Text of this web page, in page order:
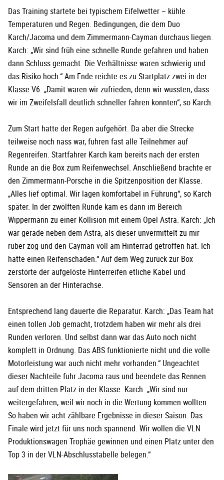
Das Training startete bei typischem Eifelwetter – kühle
Temperaturen und Regen. Bedingungen, die dem Duo
Karch/Jacoma und dem Zimmermann-Cayman durchaus liegen.
Karch: „Wir sind früh eine schnelle Runde gefahren und haben
dann Schluss gemacht. Die Verhältnisse waren schwierig und
das Risiko hoch.“ Am Ende reichte es zu Startplatz zwei in der
Klasse V6. „Damit waren wir zufrieden, denn wir wussten, dass
wir im Zweifelsfall deutlich schneller fahren konnten“, so Karch.
Zum Start hatte der Regen aufgehört. Da aber die Strecke
teilweise noch nass war, fuhren fast alle Teilnehmer auf
Regenreifen. Startfahrer Karch kam bereits nach der ersten
Runde an die Box zum Reifenwechsel. Anschließend brachte er
den Zimmermann-Porsche in die Spitzenposition der Klasse.
„Alles lief optimal. Wir lagen komfortabel in Führung“, so Karch
später. In der zwölften Runde kam es dann im Bereich
Wippermann zu einer Kollision mit einem Opel Astra. Karch: „Ich
war gerade neben dem Astra, als dieser unvermittelt zu mir
rüber zog und den Cayman voll am Hinterrad getroffen hat. Ich
hatte einen Reifenschaden.“ Auf dem Weg zurück zur Box
zerstörte der aufgelöste Hinterreifen etliche Kabel und
Sensoren an der Hinterachse.
Entsprechend lang dauerte die Reparatur. Karch: „Das Team hat
einen tollen Job gemacht, trotzdem haben wir mehr als drei
Runden verloren. Und selbst dann war das Auto noch nicht
komplett in Ordnung. Das ABS funktionierte nicht und die volle
Motorleistung war auch nicht mehr vorhanden.“ Ungeachtet
dieser Nachteile fuhr Jacoma raus und beendete das Rennen
auf dem dritten Platz in der Klasse. Karch: „Wir sind nur
weitergefahren, weil wir noch in die Wertung kommen wollten.
So haben wir acht zählbare Ergebnisse in dieser Saison. Das
Finale wird jetzt für uns noch spannend. Wir wollen die VLN
Produktionswagen Trophäe gewinnen und einen Platz unter den
Top 3 in der VLN-Abschlusstabelle belegen.“